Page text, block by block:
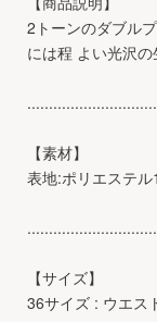
2トーンのダブル
には程 よい光沢の
【素材】
表地:ポリエステ
【サイズ】
36サイズ : ウエス